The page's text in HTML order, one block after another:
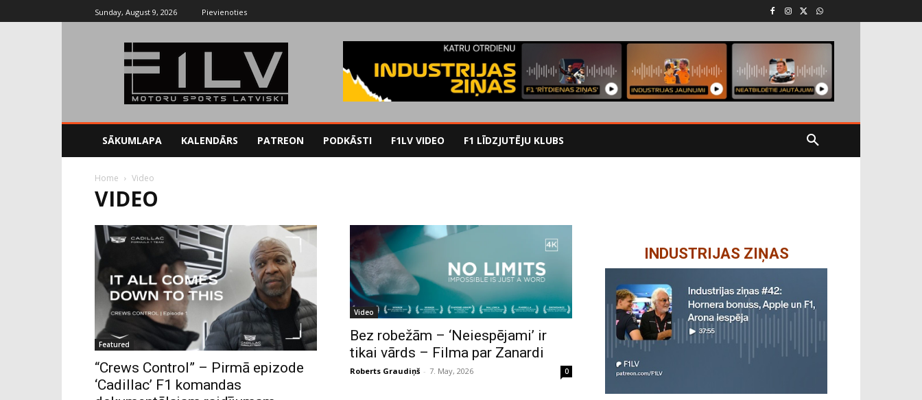
Sunday, August 9, 2026 Pievienoties
SĀKUMLAPA KALENDĀRS PATREON PODKĀSTI F1LV VIDEO F1 LĪDZJUTĒJU KLUBS
Home Video
VIDEO
Featured
“Crews Control” – Pirmā epizode
‘Cadillac’ F1 komandas
Video
Bez robežām – ‘Neiespējami’ ir
tikai vārds – Filma par Zanardi
Roberts Graudiņš - 7. May, 2026 0
INDUSTRIJAS ZIŅAS